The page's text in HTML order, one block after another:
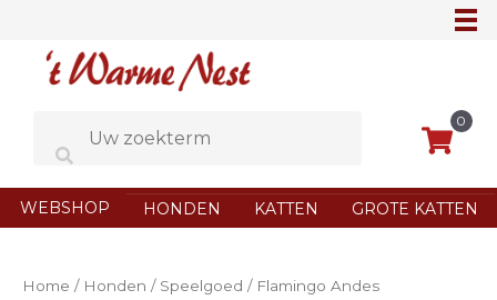
0
WEBSHOP HONDEN KATTEN GROTE KATTEN
Home / Honden / Speelgoed / Flamingo Andes